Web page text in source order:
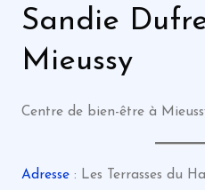
Sandie
Mieussy
Centre de bien-être à
Adresse: Les Terrasses du